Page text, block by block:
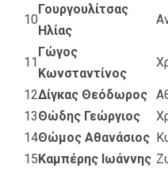
10
Γουργουλίτσας
Ηλίας
11
Γώγος
Κωνσταντίνος
12Δίγκας Θεόδωρος
13Θώδης Γεώργιος
14Θώμος Αθανάσιος
15Καμπέρης Ιωάννης